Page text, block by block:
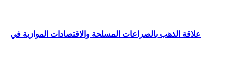
علاقة الذهب بالصراعات المسلحة والاقتصادات الموازية في